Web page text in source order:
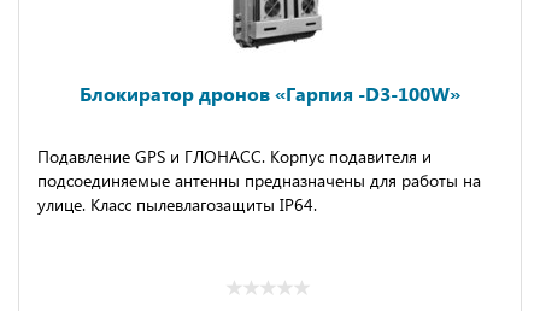
Блокиратор дронов «Гарпия -D3-100W»
Подавление GPS и ГЛОНАСС. Корпус подавителя и
подсоединяемые антенны предназначены для работы на
улице. Класс пылевлагозащиты IP64.